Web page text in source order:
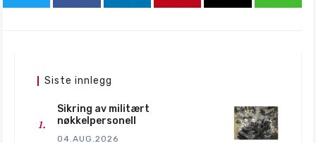
Siste innlegg
Sikring av militært
nøkkelpersonell
04.AUG.2026